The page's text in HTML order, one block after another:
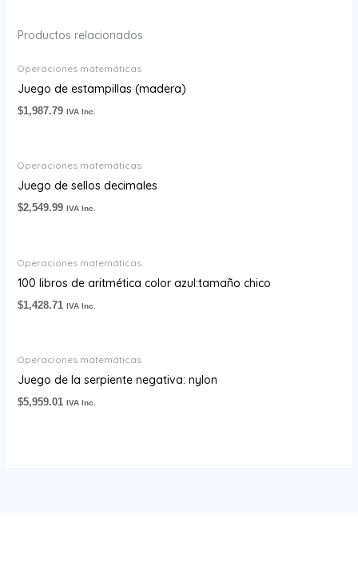
Productos relacionados
Operaciones matemáticas
Juego de estampillas (madera)
$1,987.79 IVA Inc.
Operaciones matemáticas
Juego de sellos decimales
$2,549.99 IVA Inc.
Operaciones matemáticas
100 libros de aritmética color azul:tamaño chico
$1,428.71 IVA Inc.
Operaciones matemáticas
Juego de la serpiente negativa: nylon
$5,959.01 IVA Inc.